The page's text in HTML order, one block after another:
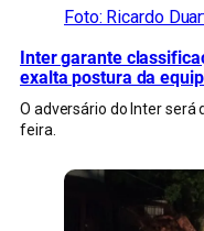
Foto: Ricardo
Inter garante
exalta postura da
O adversário do Inter
feira.